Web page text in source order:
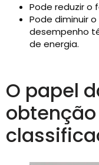
Pode reduzir o
Pode diminuir o
desempenho
de energia.
O papel